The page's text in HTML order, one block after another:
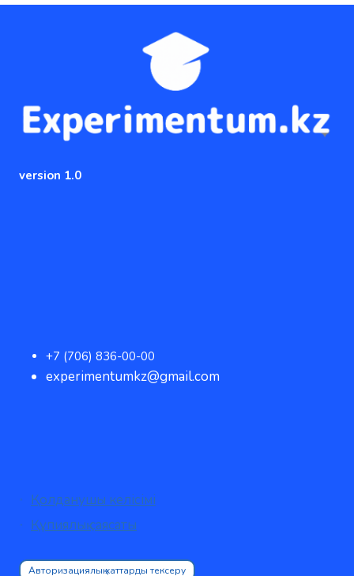
version 1.0
+7 (706) 836-00-00
experimentumkz@gmail.com
Қолданушы келісімі
Құпиялық саясаты
Авторизациялық хаттарды тексеру